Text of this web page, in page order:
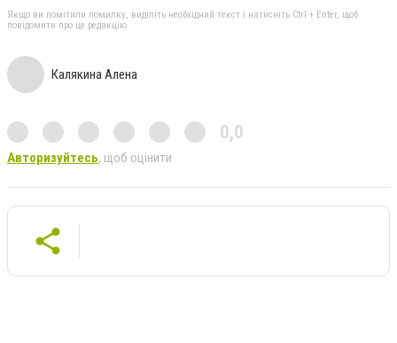
Якщо ви помітили помилку, виділіть необхідний текст і натисніть Ctrl + Enter, щоб
повідомити про це редакцію
Калякина Алена
0,0
Авторизуйтесь, щоб оцінити